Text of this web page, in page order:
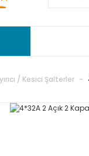
/ Kesici Şalterler